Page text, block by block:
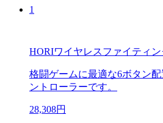
1
HORIワイヤレスファイティ
格闘ゲームに最適な6ボタン
ントローラーです。
28,308円